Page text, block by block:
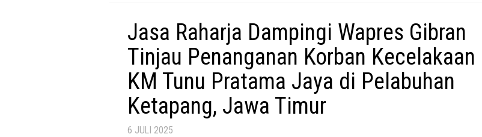
Jasa Raharja Dampingi Wapres Gibran
Tinjau Penanganan Korban Kecelakaan
KM Tunu Pratama Jaya di Pelabuhan
Ketapang, Jawa Timur
6 JULI 2025